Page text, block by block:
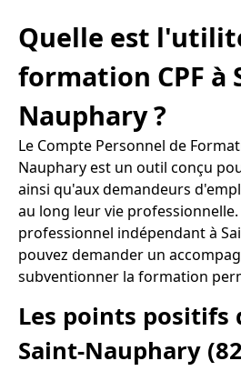
Quelle est
formation CPF à
Nauphary ?
Le Compte Personnel de
Nauphary est un outil conçu
ainsi qu'aux demandeurs
au long leur vie
professionnel indépendant à
pouvez demander un
subventionner la formation
Les points positifs
Saint-Nauphary